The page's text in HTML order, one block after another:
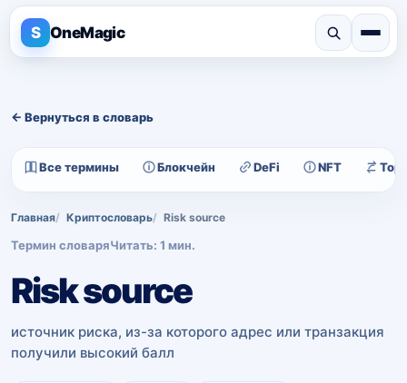
S OneMagic
← Вернуться в словарь
Все термины Блокчейн DeFi NFT
Главная Криптословарь Risk source
Термин словаряЧитать: 1 мин.
Risk source
источник риска, из-за которого адрес или транзакция
получили высокий балл